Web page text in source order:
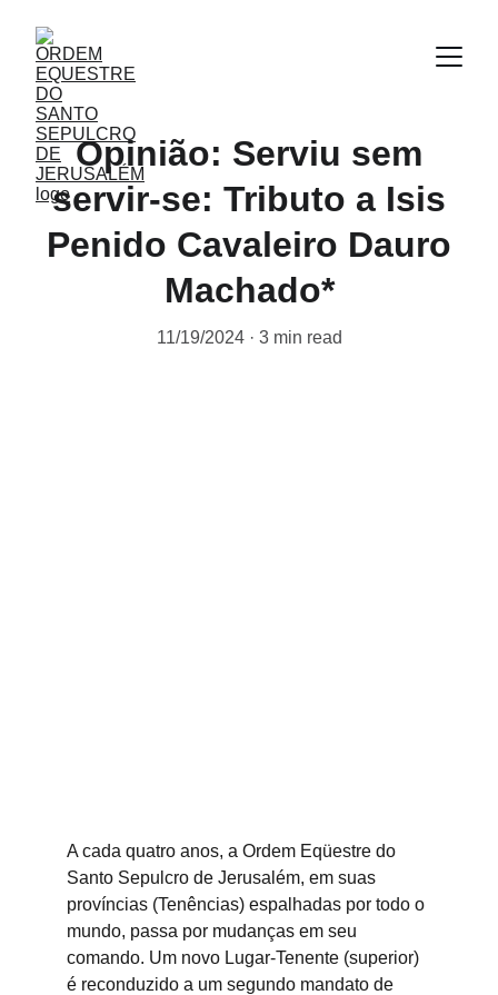
Opinião: Serviu sem
servir-se: Tributo a Isis
Penido Cavaleiro Dauro
Machado*
11/19/2024 3 min read
A cada quatro anos, a Ordem Eqüestre do
Santo Sepulcro de Jerusalém, em suas
províncias (Tenências) espalhadas por todo o
mundo, passa por mudanças em seu
comando. Um novo Lugar-Tenente (superior)
é reconduzido a um segundo mandato de